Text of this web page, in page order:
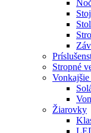
Stropné
Žiarovky